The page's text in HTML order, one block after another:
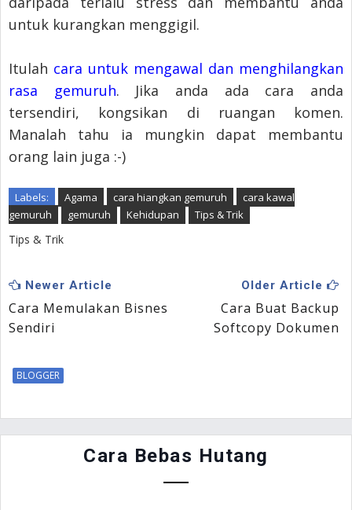
untuk kurangkan menggigil.
Itulah cara untuk mengawal dan menghilangkan
rasa gemuruh. Jika anda ada cara anda
tersendiri, kongsikan di ruangan komen.
Manalah tahu ia mungkin dapat membantu
orang lain juga :-)
Labels: Agama cara hiangkan gemuruh
cara kawal
gemuruh
gemuruh Kehidupan Tips & Trik
Tips & Trik
Newer Article
Cara Memulakan Bisnes
Sendiri
Older Article
Cara Buat Backup
Softcopy Dokumen
BLOGGER
Cara Bebas Hutang